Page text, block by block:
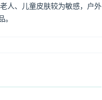
人、儿童皮肤较为敏感，户外